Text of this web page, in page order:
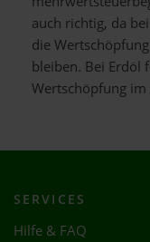
auch richtig, da
die
bleiben. Bei Erdöl
Wertschöpfung
SERVICES
Hilfe & FAQ